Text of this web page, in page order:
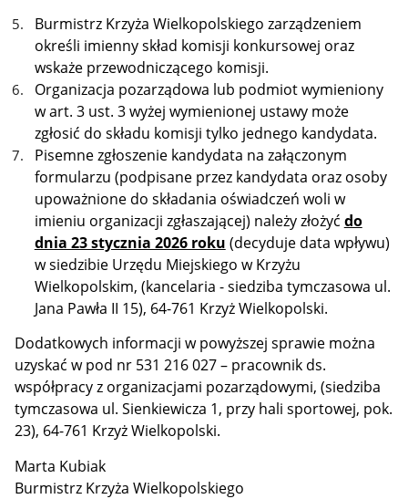
Burmistrz Krzyża Wielkopolskiego zarządzeniem
określi imienny skład komisji konkursowej oraz
wskaże przewodniczącego komisji.
Organizacja pozarządowa lub podmiot wymieniony
w art. 3 ust. 3 wyżej wymienionej ustawy może
zgłosić do składu komisji tylko jednego kandydata.
Pisemne zgłoszenie kandydata na załączonym
formularzu (podpisane przez kandydata oraz osoby
upoważnione do składania oświadczeń woli w
imieniu organizacji zgłaszającej) należy złożyć do
dnia 23 stycznia 2026 roku (decyduje data wpływu)
w siedzibie Urzędu Miejskiego w Krzyżu
Wielkopolskim, (kancelaria - siedziba tymczasowa ul.
Jana Pawła II 15), 64-761 Krzyż Wielkopolski.
Dodatkowych informacji w powyższej sprawie można
uzyskać w pod nr 531 216 027 – pracownik ds.
współpracy z organizacjami pozarządowymi, (siedziba
tymczasowa ul. Sienkiewicza 1, przy hali sportowej, pok.
23), 64-761 Krzyż Wielkopolski.
Marta Kubiak
Burmistrz Krzyża Wielkopolskiego